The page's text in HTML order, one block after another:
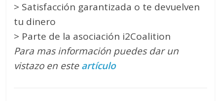
> Satisfacción garantizada o te devuelven
tu dinero
> Parte de la asociación i2Coalition
Para mas información puedes dar un
vistazo en esteartículo